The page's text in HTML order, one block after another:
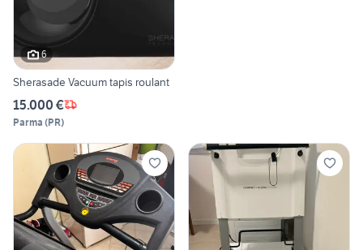
6
Sherasade Vacuum tapis roulant
15.000 €
Parma (PR)